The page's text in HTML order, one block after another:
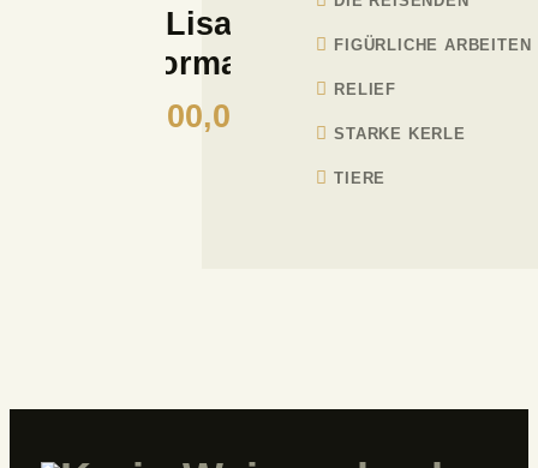
Lisa
Transformationen
5.600,00
FIGÜRLICHE ARBEITEN
RELIEF
STARKE KERLE
TIERE